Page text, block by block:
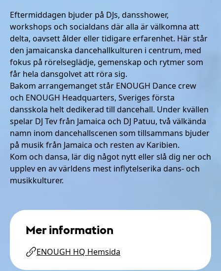
Eftermiddagen bjuder på DJs, dansshower,
workshops och socialdans där alla är välkomna att
delta, oavsett ålder eller tidigare erfarenhet. Här står
den jamaicanska dancehallkulturen i centrum, med
fokus på rörelseglädje, gemenskap och rytmer som
får hela dansgolvet att röra sig.
Bakom arrangemanget står ENOUGH Dance crew
och ENOUGH Headquarters, Sveriges första
dansskola helt dedikerad till dancehall. Under kvällen
spelar DJ Tev från Jamaica och DJ Patuu, två välkända
namn inom dancehallscenen som tillsammans bjuder
på musik från Jamaica och resten av Karibien.
Kom och dansa, lär dig något nytt eller slå dig ner och
upplev en av världens mest inflytelserika dans- och
musikkulturer.
Mer information
ENOUGH HQ Hemsida